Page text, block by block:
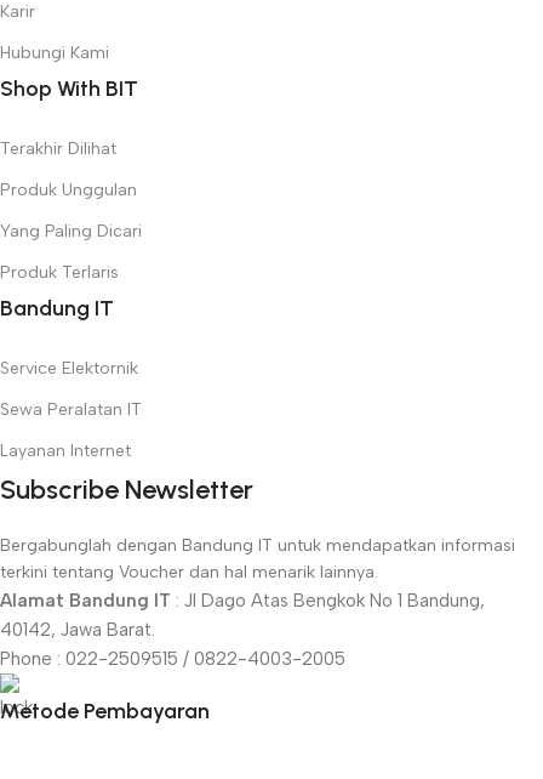
Karir
Hubungi Kami
Shop With BIT
Terakhir Dilihat
Produk Unggulan
Yang Paling Dicari
Produk Terlaris
Bandung IT
Service Elektornik
Sewa Peralatan IT
Layanan Internet
Subscribe Newsletter
Bergabunglah dengan Bandung IT untuk mendapatkan informasi
terkini tentang Voucher dan hal menarik lainnya.
Alamat Bandung IT : Jl Dago Atas Bengkok No 1 Bandung,
40142, Jawa Barat.
Phone : 022-2509515 / 0822-4003-2005
Metode Pembayaran